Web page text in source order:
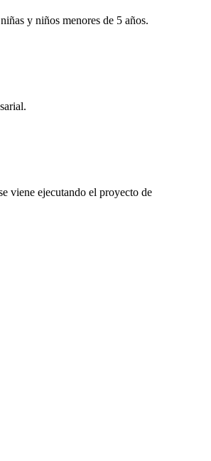
y niños menores de 5 años.
viene ejecutando el proyecto de